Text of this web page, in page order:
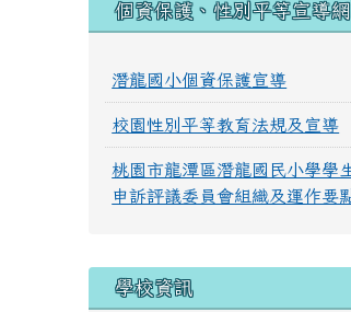
個資保護、性別平等宣導網
潛龍國小個資保護宣導
校園性別平等教育法規及宣導
桃園市龍潭區潛龍國民小學學
申訴評議委員會組織及運作要
學校資訊